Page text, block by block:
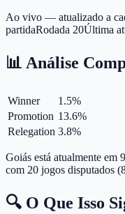
Ao vivo — atualizado a
partidaRodada 20Última
📊 Análise
Winner 1.5%
Promotion 13.6%
Relegation 3.8%
Goiás está atualmente em
com 20 jogos disputados
🔍 O Que Isso